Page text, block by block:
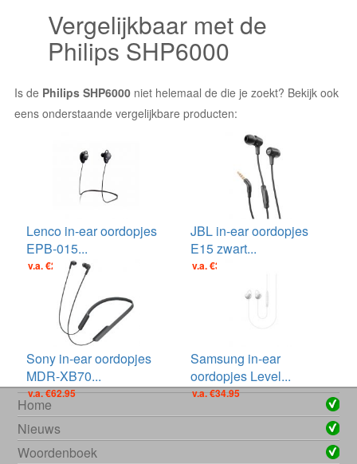
Vergelijkbaar met de
Philips SHP6000
Is de Philips SHP6000 niet helemaal de die je zoekt? Bekijk ook
eens onderstaande vergelijkbare producten:
Lenco in-ear oordopjes
EPB-015...
v.a. €29.95
JBL in-ear oordopjes
E15 zwart...
v.a. €39.00
Sony in-ear oordopjes
MDR-XB70...
v.a. €62.95
Samsung in-ear
oordopjes Level...
v.a. €34.95
Home
Nieuws
Woordenboek